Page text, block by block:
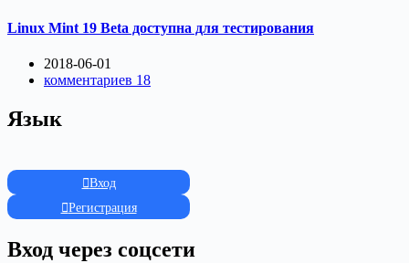
Linux Mint 19 Beta доступна для тестирования
2018-06-01
комментариев 18
Язык
Вход
Регистрация
Вход через соцсети